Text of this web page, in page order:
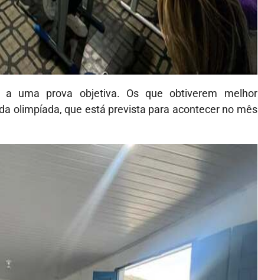
a uma prova objetiva. Os que obtiverem melhor
olimpíada, que está prevista para acontecer no mês